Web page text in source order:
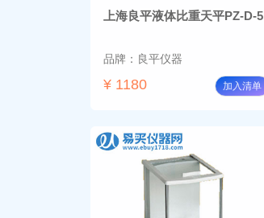
上海良平液体比重天平PZ-D-5
品牌：良平仪器
¥ 1180 加入清单